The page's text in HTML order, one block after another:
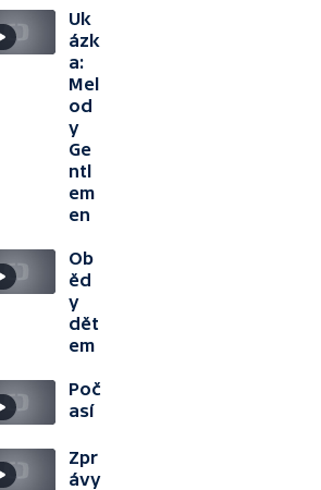
Uk
ázk
a:
Mel
od
y
Ge
ntl
em
en
Ob
ěd
y
dět
em
Poč
así
Zpr
ávy